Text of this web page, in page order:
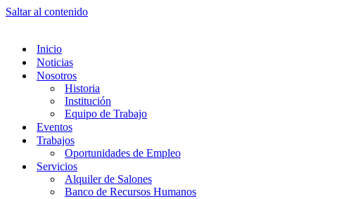
Saltar al contenido
Inicio
Noticias
Nosotros
Historia
Institución
Equipo de Trabajo
Eventos
Trabajos
Oportunidades de Empleo
Servicios
Alquiler de Salones
Banco de Recursos Humanos